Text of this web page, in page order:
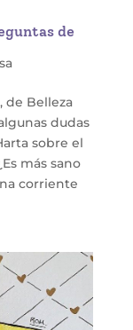
de
de Belleza
dudas
sobre el
más sano
corriente